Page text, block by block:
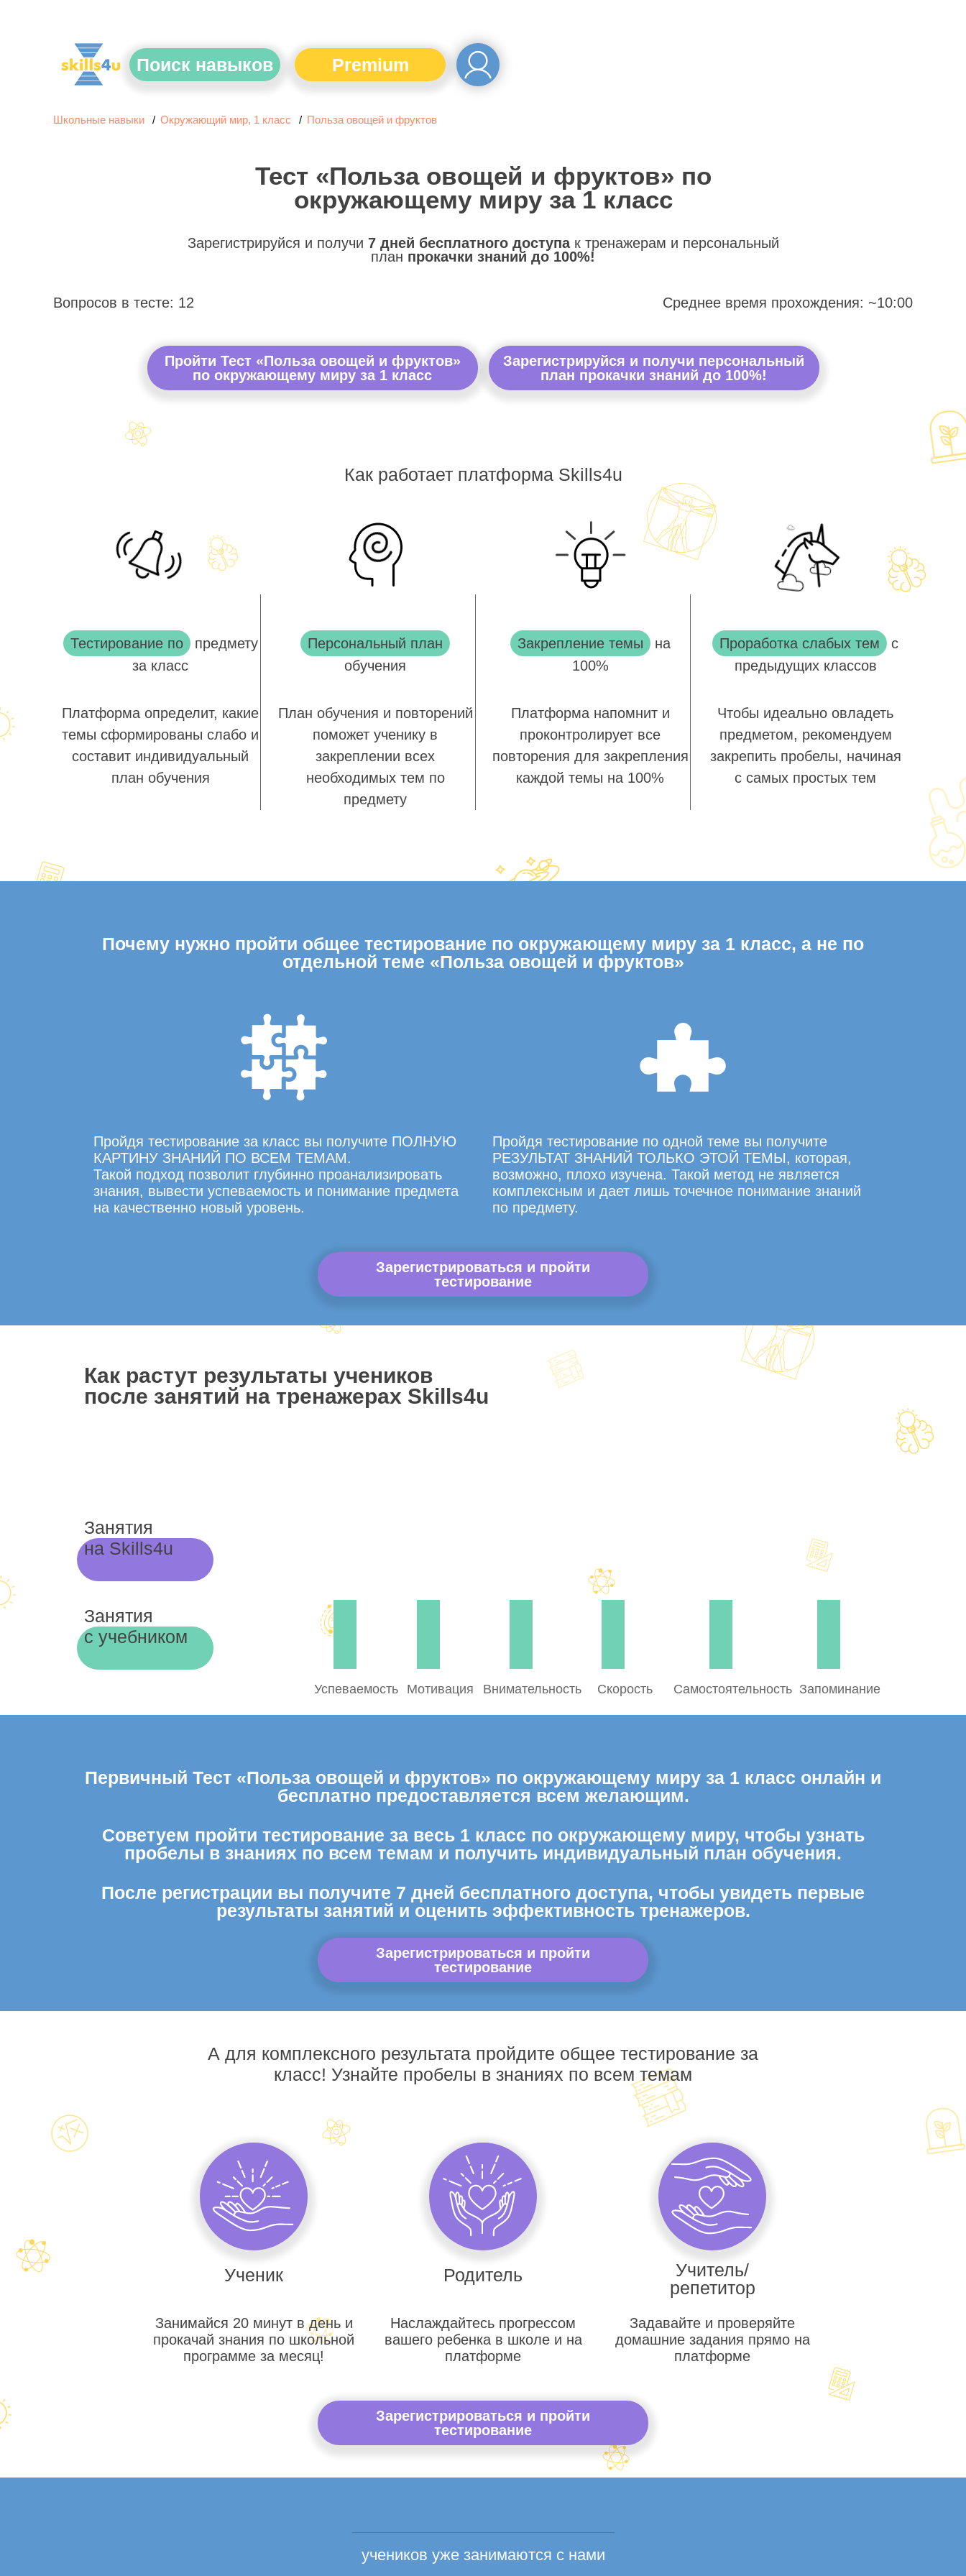
Поиск навыков Premium
Школьные навыки Окружающий мир, 1 класс Польза овощей и фруктов
Тест «Польза овощей и фруктов» по
окружающему миру за 1 класс
Зарегистрируйся и получи 7 дней бесплатного доступак тренажерам и персональный
план прокачки знаний до 100%!
Вопросов в тесте: 12 Среднее время прохождения: ~10:00
Пройти Тест «Польза овощей и фруктов»
по окружающему миру за 1 класс
Зарегистрируйся и получи персональный
план прокачки знаний до 100%!
Как работает платформа Skills4u
Тестирование по предмету
за класс
Платформа определит, какие
темы сформированы слабо и
составит индивидуальный
план обучения
Персональный план
обучения
План обучения и повторений
поможет ученику в
закреплении всех
необходимых тем по
предмету
Закрепление темы на
100%
Платформа напомнит и
проконтролирует все
повторения для закрепления
каждой темы на 100%
Проработка слабых тем
с
предыдущих классов
Чтобы идеально овладеть
предметом, рекомендуем
закрепить пробелы, начиная
с самых простых тем
Почему нужно пройти общее тестирование по окружающему миру за 1 класс, а не по
отдельной теме «Польза овощей и фруктов»
Пройдя тестирование за класс вы получите ПОЛНУЮ
КАРТИНУ ЗНАНИЙ ПО ВСЕМ ТЕМАМ.
Такой подход позволит глубинно проанализировать
знания, вывести успеваемость и понимание предмета
на качественно новый уровень.
Пройдя тестирование по одной теме вы получите
РЕЗУЛЬТАТ ЗНАНИЙ ТОЛЬКО ЭТОЙ ТЕМЫ, которая,
возможно, плохо изучена. Такой метод не является
комплексным и дает лишь точечное понимание знаний
по предмету.
Зарегистрироваться и пройти
тестирование
Как растут результаты учеников
после занятий на тренажерах Skills4u
Занятия
на Skills4u
Занятия
с учебником
Успеваемость Мотивация Внимательность Скорость Самостоятельность Запоминание
Первичный Тест «Польза овощей и фруктов» по окружающему миру за 1 класс онлайн и
бесплатно предоставляется всем желающим.
Советуем пройти тестирование за весь 1 класс по окружающему миру, чтобы узнать
пробелы в знаниях по всем темам и получить индивидуальный план обучения.
После регистрации вы получите 7 дней бесплатного доступа, чтобы увидеть первые
результаты занятий и оценить эффективность тренажеров.
Зарегистрироваться и пройти
тестирование
А для комплексного результата пройдите общее тестирование за
класс! Узнайте пробелы в знаниях по всем темам
Ученик
Занимайся 20 минут в день и
прокачай знания по школьной
программе за месяц!
Родитель
Наслаждайтесь прогрессом
вашего ребенка в школе и на
платформе
Учитель/
репетитор
Задавайте и проверяйте
домашние задания прямо на
платформе
Зарегистрироваться и пройти
тестирование
учеников уже занимаются с нами